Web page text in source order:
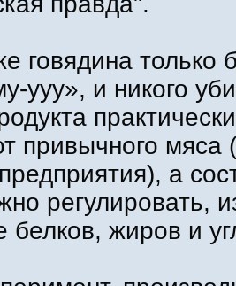
говядина только
ууу», и никого
привычного мяса
а
регулировать,
белков, жиров и